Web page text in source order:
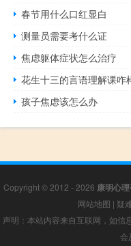
春节用什么口红显白
测量员需要考什么证
焦虑躯体症状怎么治疗
花生十三的言语理解课咋
孩子焦虑该怎么办
Copyright © 2012 - 2026 康明心
网站地图 | 疑
声明：本站内容来自互联网，如信
会